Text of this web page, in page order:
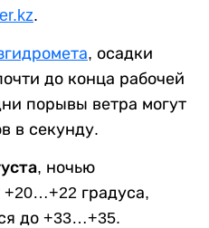
.
, осадки
до конца рабочей
порывы ветра могут
в секунду.
ночью
+20…+22 градуса,
до +33…+35.